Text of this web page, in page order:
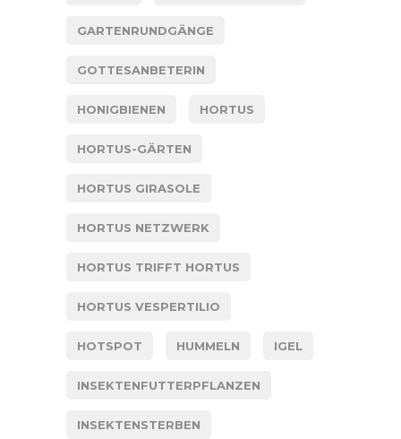
GARTENRUNDGÄNGE
GOTTESANBETERIN
HONIGBIENEN HORTUS
HORTUS-GÄRTEN
HORTUS GIRASOLE
HORTUS NETZWERK
HORTUS TRIFFT HORTUS
HORTUS VESPERTILIO
HOTSPOT HUMMELN IGEL
INSEKTENFUTTERPFLANZEN
INSEKTENSTERBEN